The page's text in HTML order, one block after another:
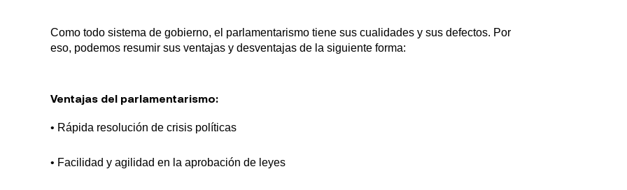
Como todo sistema de gobierno, el parlamentarismo tiene sus cualidades y sus defectos. Por
eso, podemos resumir sus ventajas y desventajas de la siguiente forma:
Ventajas del parlamentarismo:
• Rápida resolución de crisis políticas
• Facilidad y agilidad en la aprobación de leyes